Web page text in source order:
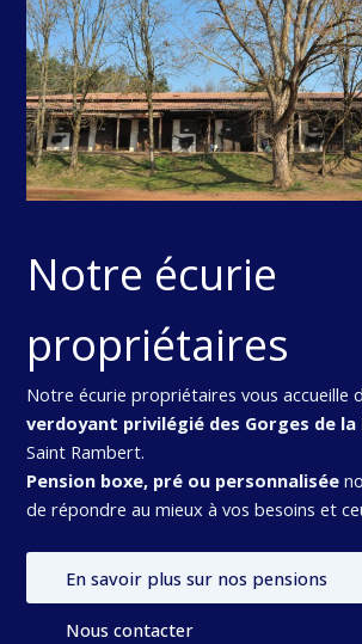
Notre écurie
propriétaires
Notre écurie propriétaires vous accueille
verdoyant privilégié des Gorges de la
Saint Rambert.
Pension boxe, pré ou personnalisée
de répondre au mieux à vos besoins et
En savoir plus sur nos pensions
Nous contacter